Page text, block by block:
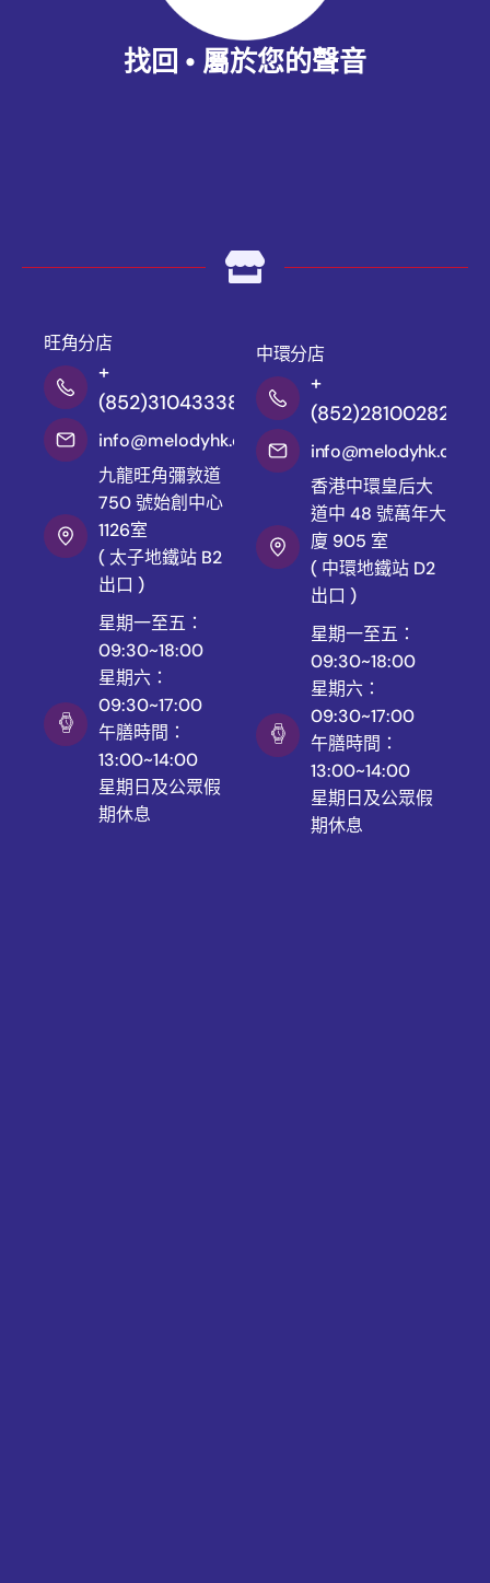
找回 • 屬於您的聲音
旺角分店
+
(852)31043338
info@melodyhk.com
九龍旺角彌敦道
750 號始創中心
1126室
( 太子地鐵站 B2
出口 )
星期一至五：
09:30~18:00
星期六：
09:30~17:00
午膳時間：
13:00~14:00
星期日及公眾假
期休息
中環分店
+
(852)28100282
info@melodyhk.com
香港中環皇后大
道中 48 號萬年大
廈 905 室
( 中環地鐵站 D2
出口 )
星期一至五：
09:30~18:00
星期六：
09:30~17:00
午膳時間：
13:00~14:00
星期日及公眾假
期休息